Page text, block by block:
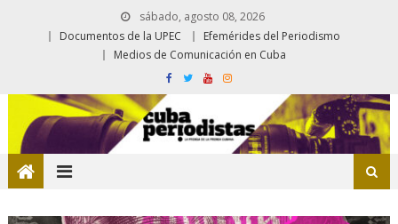
sábado, agosto 08, 2026
Documentos de la UPEC
Efemérides del Periodismo
Medios de Comunicación en Cuba